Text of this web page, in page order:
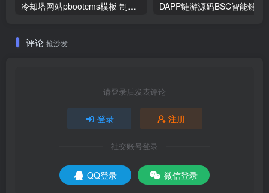
冷却塔网站pbootcms模板 制冷设备网站源码(自适应手机)
评论 抢沙发
请登录后发表评论
登录 注册
社交账号登录
QQ登录 微信登录